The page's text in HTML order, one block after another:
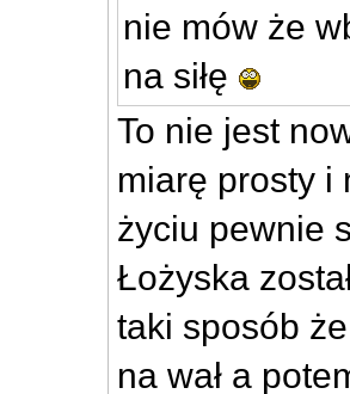
nie mów że
na siłę
To nie jest
miarę prosty i
życiu pewnie
Łożyska
taki sposób że
na wał a